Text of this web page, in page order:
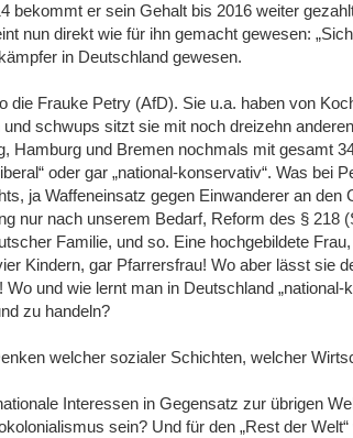
bekommt er sein Gehalt bis 2016 weiter
nun direkt wie für ihn gemacht gewesen:
in Deutschland gewesen.
die Frauke Petry (AfD). Sie u.a. haben von
und schwups sitzt sie mit noch dreizehn
Hamburg und Bremen nochmals mit gesamt
oder gar „national-konservativ“. Was bei
ja Waffeneinsatz gegen Einwanderer an den
nur nach unserem Bedarf, Reform des § 218
Familie, und so. Eine hochgebildete
Kindern, gar Pfarrersfrau! Wo aber lässt sie
Wo und wie lernt man in Deutschland „national-
zu handeln?
welcher sozialer Schichten, welcher
Interessen in Gegensatz zur übrigen
sein? Und für den „Rest der